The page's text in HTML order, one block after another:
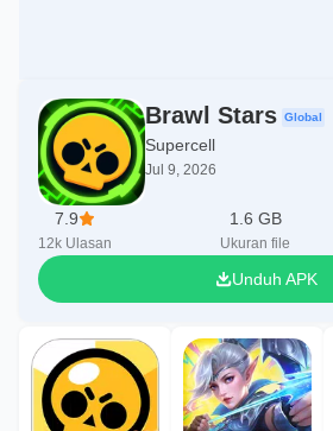
Brawl Stars Global
Supercell
Jul 9, 2026
7.9
12k Ulasan
1.6 GB
Ukuran file
Unduh APK